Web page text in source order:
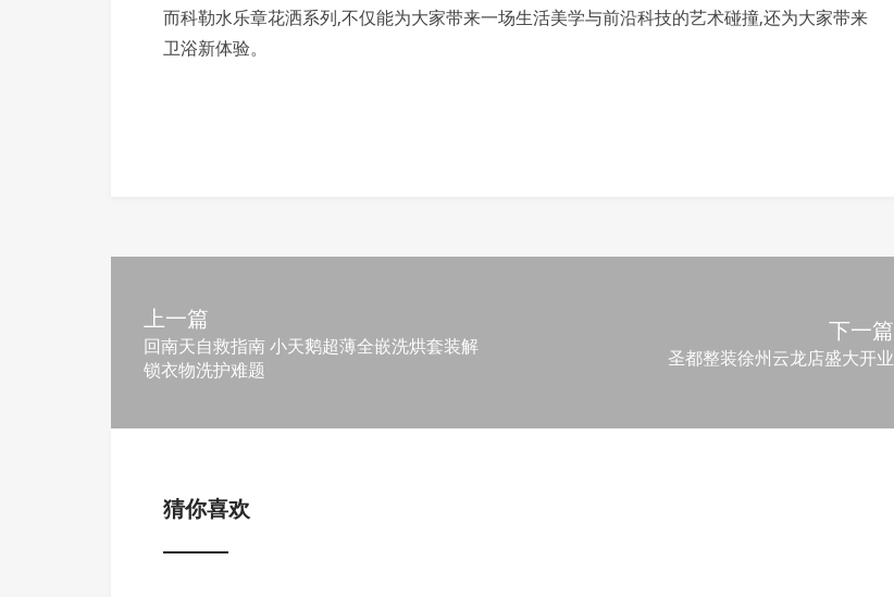
而科勒水乐章花洒系列,不仅能为大家带来一场生活美学与前沿科技的艺术碰撞,还为大家带来
卫浴新体验。
上一篇
回南天自救指南 小天鹅超薄全嵌洗烘套装解
锁衣物洗护难题
下一篇
圣都整装徐州云龙店盛大开业
猜你喜欢